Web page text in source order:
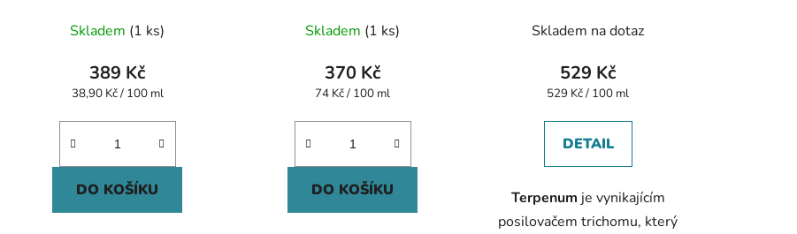
Skladem (1 ks)
389 Kč
Měrná
38,90 Kč / 100 ml
DO KOŠÍKU
Skladem (1 ks)
370 Kč
Měrná
74 Kč / 100 ml
DO KOŠÍKU
Skladem na dotaz
529 Kč
Měrná
529 Kč / 100 ml
DETAIL
Terpenum je vynikajícím
posilovačem trichomu, který